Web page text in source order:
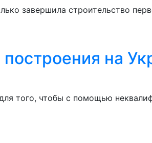
завершила строительство
на
того, чтобы с помощью